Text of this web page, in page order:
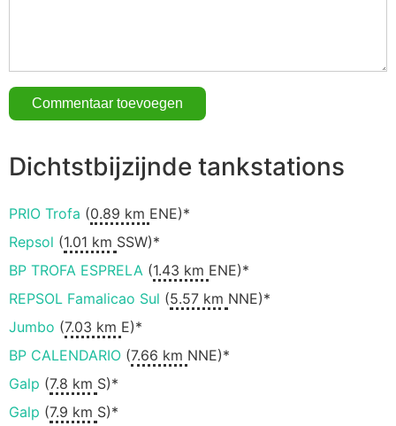
Dichtstbijzijnde tankstations
PRIO Trofa (0.89 km ENE)*
Repsol (1.01 km SSW)*
BP TROFA ESPRELA (1.43 km ENE)*
REPSOL Famalicao Sul (5.57 km NNE)*
Jumbo (7.03 km E)*
BP CALENDARIO (7.66 km NNE)*
Galp (7.8 km S)*
Galp (7.9 km S)*